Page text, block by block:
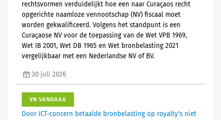
rechtsvormen verduidelijkt hoe een naar Curaçaos recht
opgerichte naamloze vennootschap (NV) fiscaal moet
worden gekwalificeerd. Volgens het standpunt is een
Curaçaose NV voor de toepassing van de Wet VPB 1969,
Wet IB 2001, Wet DB 1965 en Wet bronbelasting 2021
vergelijkbaar met een Nederlandse NV of BV.
30 juli 2026
VN VANDAAG
Door ICT-concern betaalde bronbelasting op royalty's niet